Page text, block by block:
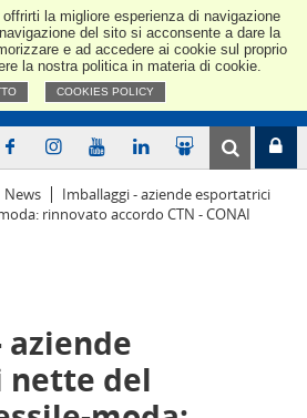
la migliore esperienza di navigazione
del sito si acconsente a dare la
e ad accedere ai cookie sul proprio
la nostra politica in materia di cookie.
COOKIES POLICY
News
Imballaggi - aziende esportatrici
rinnovato accordo CTN - CONAI
del